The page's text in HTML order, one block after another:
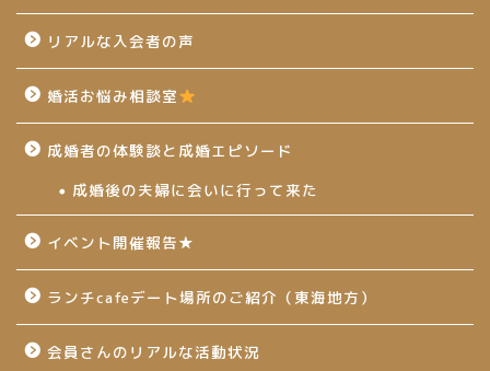
リアルな入会者の声
婚活お悩み相談室
成婚者の体験談と成婚エピソード
成婚後の夫婦に会いに行って来た
イベント開催報告★
ランチcafeデート場所のご紹介（東海地方）
会員さんのリアルな活動状況